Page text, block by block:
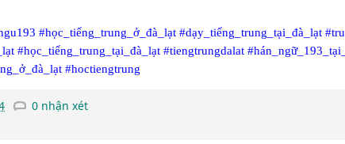
#học_tiếng_trung_ở_đà_lạt #dạy_tiếng_trung_tại_đà_lạt #tru
#học_tiếng_trung_tại_đà_lạt #tiengtrungdalat #hán_ngữ_193_tại_
#hoctiengtrung
0 nhận xét